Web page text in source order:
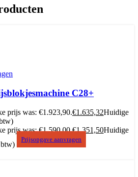
C28+
prijs was: €1.923,90.€1.635,32Huidige
prijs was: €1.590,00.€1.351,50Huidige
Prijsopgave aanvragen